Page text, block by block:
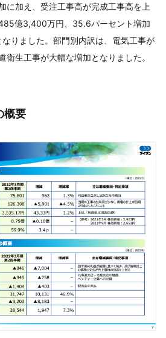
に加え、受注工事高が完成工事高を上
億3,400万円、35.6パーセント増加
りました。部門別内訳は、電気工事が
衛生工事が大幅な増加となりました。
概要